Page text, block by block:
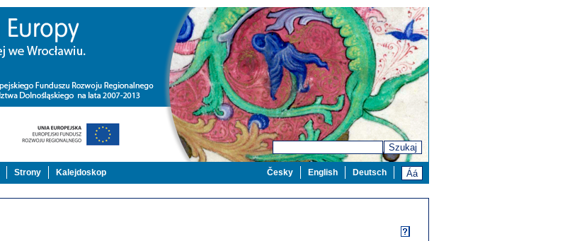
Szukaj
Strony Kalejdoskop Deutsch
English
Česky